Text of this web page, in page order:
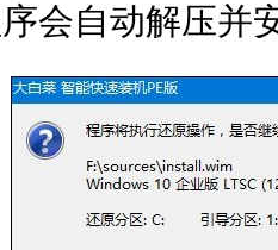
会自动解压并